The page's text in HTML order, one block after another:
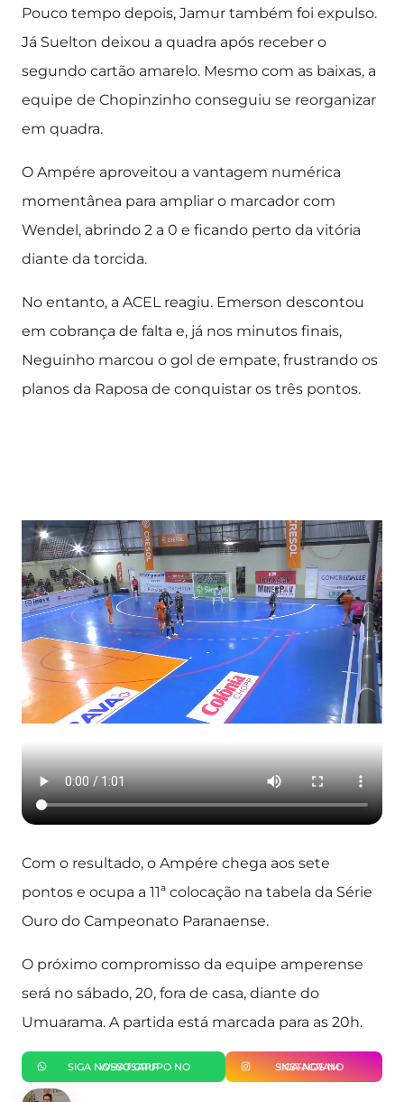
Pouco tempo depois, Jamur também foi expulso.
Já Suelton deixou a quadra após receber o
segundo cartão amarelo. Mesmo com as baixas, a
equipe de Chopinzinho conseguiu se reorganizar
em quadra.
O Ampére aproveitou a vantagem numérica
momentânea para ampliar o marcador com
Wendel, abrindo 2 a 0 e ficando perto da vitória
diante da torcida.
No entanto, a ACEL reagiu. Emerson descontou
em cobrança de falta e, já nos minutos finais,
Neguinho marcou o gol de empate, frustrando os
planos da Raposa de conquistar os três pontos.
Com o resultado, o Ampére chega aos sete
pontos e ocupa a 11ª colocação na tabela da Série
Ouro do Campeonato Paranaense.
O próximo compromisso da equipe amperense
será no sábado, 20, fora de casa, diante do
Umuarama. A partida está marcada para as 20h.
SIGA NOSSO GRUPO NO WHATSAPP SIGA-NOS NO INSTAGRAM